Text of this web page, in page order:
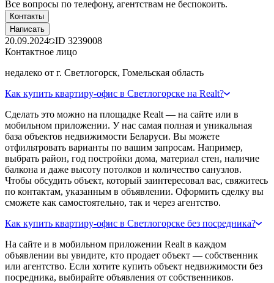
Все вопросы по телефону, агентствам не беспокоить.
Контакты
Написать
20.09.2024 ID 3239008
Контактное лицо
недалеко от г. Светлогорск, Гомельская область
Как купить квартиру-офис в Светлогорске на Realt?
Сделать это можно на площадке Realt — на сайте или в
мобильном приложении. У нас самая полная и уникальная
база объектов недвижимости Беларуси. Вы можете
отфильтровать варианты по вашим запросам. Например,
выбрать район, год постройки дома, материал стен, наличие
балкона и даже высоту потолков и количество санузлов.
Чтобы обсудить объект, который заинтересовал вас, свяжитесь
по контактам, указанным в объявлении. Оформить сделку вы
сможете как самостоятельно, так и через агентство.
Как купить квартиру-офис в Светлогорске без посредника?
На сайте и в мобильном приложении Realt в каждом
объявлении вы увидите, кто продает объект — собственник
или агентство. Если хотите купить объект недвижимости без
посредника, выбирайте объявления от собственников.